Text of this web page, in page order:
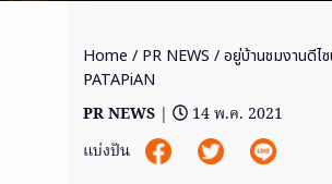
Home / PR NEWS / อยู่บ้านชมงานดีไ
PATAPiAN
PR NEWS |
14 พ.ค. 2021
แบ่งปัน